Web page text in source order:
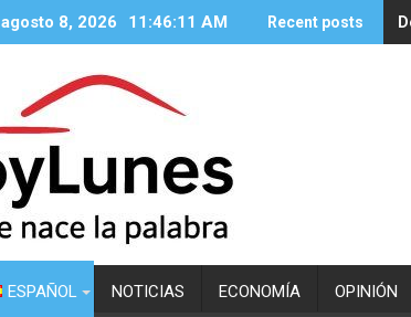
8, 2026 11:46:12 AM Recent posts
ESPAÑOL NOTICIAS ECONOMÍA OPINIÓN